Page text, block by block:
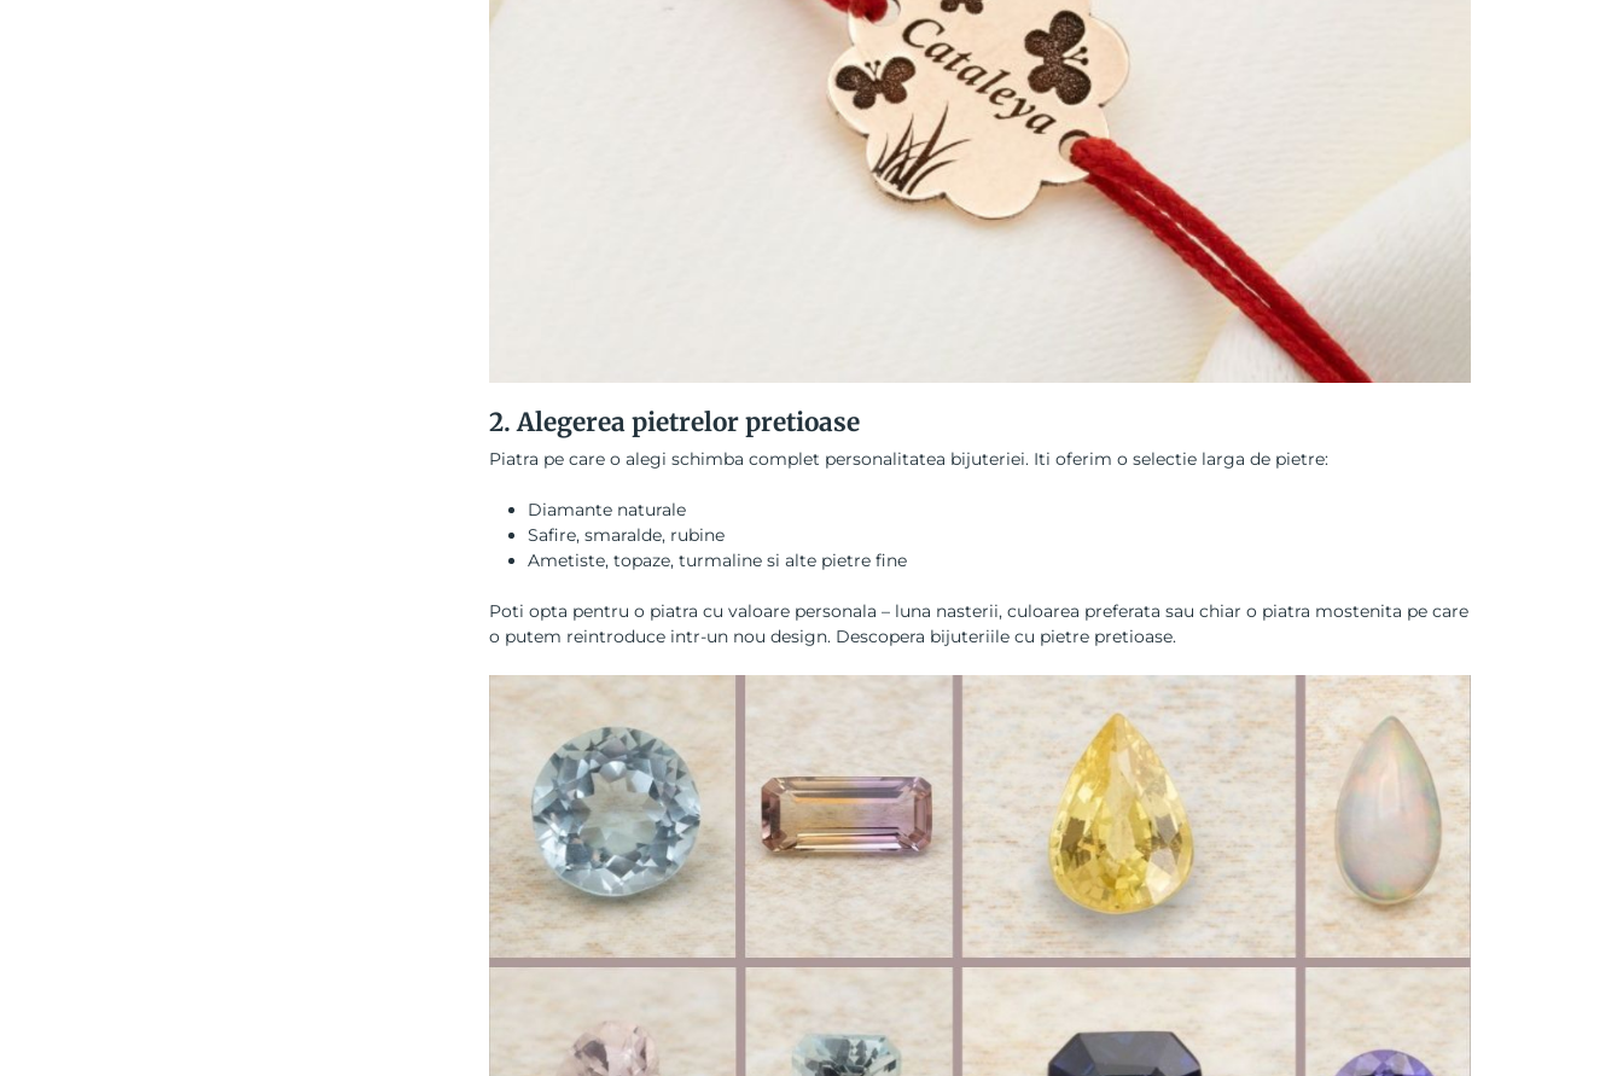
2. Alegerea pietrelor pretioase
Piatra pe care o alegi schimba complet personalitatea bijuteriei. Iti oferim o selectie larga de pietre:
Diamante naturale
Safire, smaralde, rubine
Ametiste, topaze, turmaline si alte pietre fine
Poti opta pentru o piatra cu valoare personala – luna nasterii, culoarea preferata sau chiar o piatra mostenita pe care
o putem reintroduce intr-un nou design. Descopera bijuteriile cu pietre pretioase.